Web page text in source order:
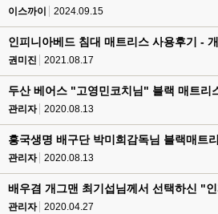
이스까이
2024.09.15
인피니아베드 침대 매트리스 사용후기 -
권미진 2021.08.17
두산 베어스 "고영민코치님" 블랙 매트리
관리자 2020.08.13
흥국생명 배구단 박미희감독님 블랙매트
관리자 2020.08.13
배우겸 개그맨 최기섭님께서 선택하신 "
관리자 2020.04.27